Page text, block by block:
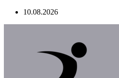
Перейти10.08.2026